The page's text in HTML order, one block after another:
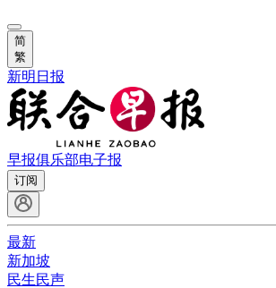
简
繁
新明日报
早报俱乐部电子报
订阅
最新
新加坡
民生民声